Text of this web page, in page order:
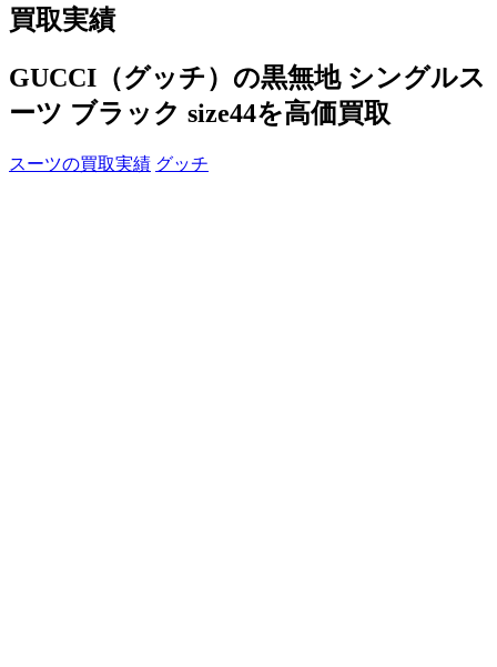
買取実績
GUCCI（グッチ）の黒無地 シングルス
ーツ ブラック size44を高価買取
スーツの買取実績 グッチ